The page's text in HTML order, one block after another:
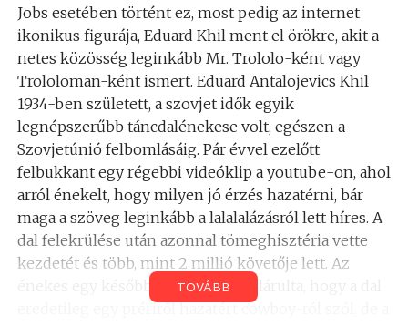
Jobs esetében történt ez, most pedig az internet
ikonikus figurája, Eduard Khil ment el örökre, akit a
netes közösség leginkább Mr. Trololo-ként vagy
Trololoman-ként ismert. Eduard Antalojevics Khil
1934-ben született, a szovjet idők egyik
legnépszerűbb táncdalénekese volt, egészen a
Szovjetúnió felbomlásáig. Pár évvel ezelőtt
felbukkant egy régebbi videóklip a youtube-on, ahol
arról énekelt, hogy milyen jó érzés hazatérni, bár
maga a szöveg leginkább a lalalalázásról lett híres. A
dal felekrülése után azonnal tömeghisztéria vette
kezdetét és több, mint 2 millió követője lett. Az
énekes egy későbbi interjújában elárulta, hogy a dal
eredetileg egy prériről hazatért cowboy-ról szól, de a
TOVÁBB